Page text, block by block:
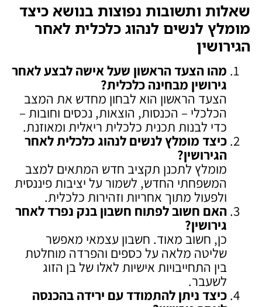
שאלות ותשובות נפוצות בנושא כיצד
מומלץ לנשים לנהוג כלכלית לאחר
הגירושין
מהו הצעד הראשון שעל אישה לבצע לאחר
גירושין מבחינה כלכלית?
הצעד הראשון הוא לבחון מחדש את המצב
הכלכלי – הכנסות, הוצאות, נכסים וחובות –
כדי לבנות תכנית כלכלית ריאלית ומאוזנת.
כיצד מומלץ לנשים לנהוג כלכלית לאחר
הגירושין?
מומלץ לתכנן תקציב חדש המתאים למצב
המשפחתי החדש, לשמור על יציבות פיננסית
ולפעול מתוך אחריות וזהירות כלכלית.
האם חשוב לפתוח חשבון בנק נפרד לאחר
גירושין?
כן, חשוב מאוד. חשבון עצמאי מאפשר
שליטה מלאה על כספים והפרדה מוחלטת
בין התחייבויות אישיות לאלו של בן הזוג
לשעבר.
כיצד ניתן להתמודד עם ירידה בהכנסה